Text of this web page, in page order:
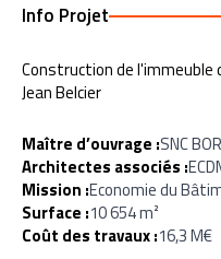
Info Projet
Construction de l'immeuble
Jean Belcier
Maître d’ouvrage :SNC
Architectes associés :
Mission :Economie du
Surface :10 654 m²
Coût des travaux :16,3 M€